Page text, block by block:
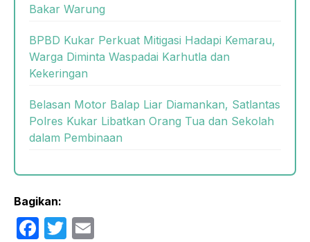
Bakar Warung
BPBD Kukar Perkuat Mitigasi Hadapi Kemarau,
Warga Diminta Waspadai Karhutla dan
Kekeringan
Belasan Motor Balap Liar Diamankan, Satlantas
Polres Kukar Libatkan Orang Tua dan Sekolah
dalam Pembinaan
Bagikan:
F
T